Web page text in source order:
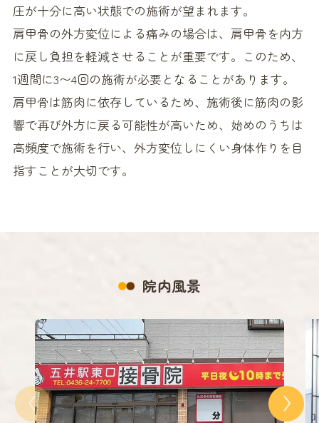
圧が十分に高い状態での施術が望まれます。
肩甲骨の外方変位による痛みの場合は、肩甲骨を内方
に戻し負担を軽減させることが重要です。このため、
1週間に3〜4回の施術が必要となることがあります。
肩甲骨は筋肉に依存しているため、施術後に筋肉の影
響で再び外方に戻る可能性が高いため、始めのうちは
高頻度で施術を行い、外方変位しにくい身体作りを目
指すことが大切です。
院内風景